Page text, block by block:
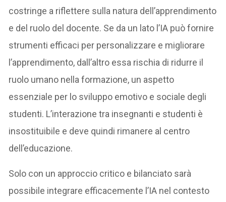
costringe a riflettere sulla natura dell’apprendimento
e del ruolo del docente. Se da un lato l’IA può fornire
strumenti efficaci per personalizzare e migliorare
l’apprendimento, dall’altro essa rischia di ridurre il
ruolo umano nella formazione, un aspetto
essenziale per lo sviluppo emotivo e sociale degli
studenti. L’interazione tra insegnanti e studenti è
insostituibile e deve quindi rimanere al centro
dell’educazione.
Solo con un approccio critico e bilanciato sarà
possibile integrare efficacemente l’IA nel contesto